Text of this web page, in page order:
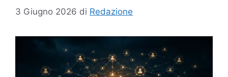
3 Giugno 2026 di Redazione